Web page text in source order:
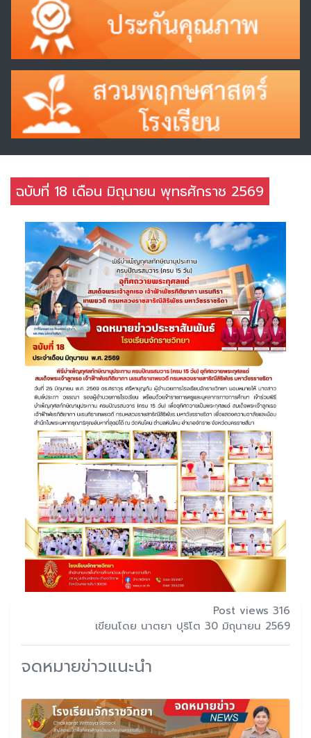
ฉบับที่ 18 เดือน มิถุนายน พุทธศักราช 2569
Post views 316
เขียนโดย นาตยา ปุริโต 30 มิถุนายน 2569
จดหมายข่าวแนะนำ